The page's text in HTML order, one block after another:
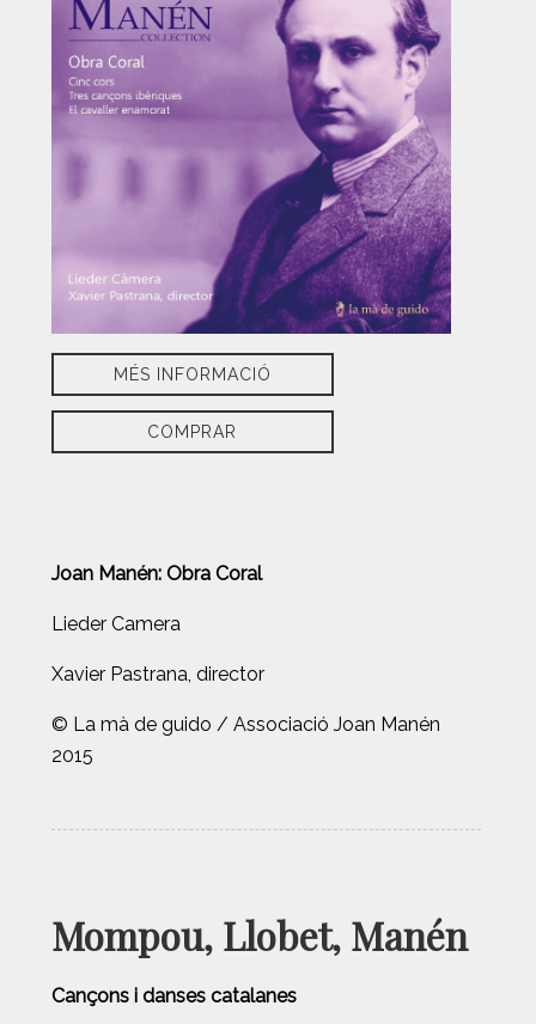
MÉS INFORMACIÓ
COMPRAR
Joan Manén: Obra Coral
Lieder Camera
Xavier Pastrana, director
© La mà de guido / Associació Joan Manén
2015
Mompou, Llobet, Manén
Cançons i danses catalanes